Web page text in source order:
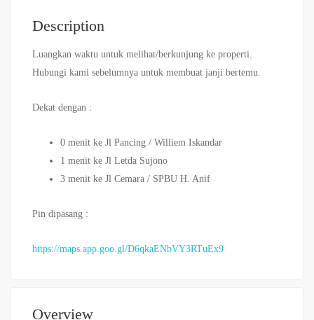
Description
Luangkan waktu untuk melihat/berkunjung ke properti.
Hubungi kami sebelumnya untuk membuat janji bertemu.
Dekat dengan :
0 menit ke Jl Pancing / Williem Iskandar
1 menit ke Jl Letda Sujono
3 menit ke Jl Cemara / SPBU H. Anif
Pin dipasang :
https://maps.app.goo.gl/D6qkaENbVY3RTuEx9
Overview